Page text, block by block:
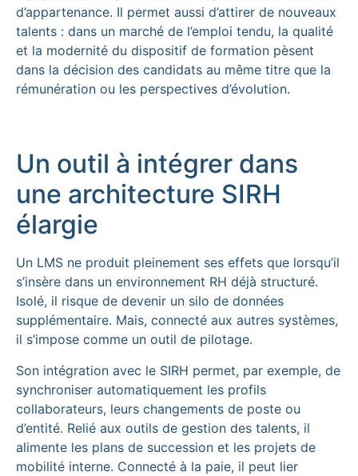
d’appartenance. Il permet aussi d’attirer de nouveaux
talents : dans un marché de l’emploi tendu, la qualité
et la modernité du dispositif de formation pèsent
dans la décision des candidats au même titre que la
rémunération ou les perspectives d’évolution.
Un outil à intégrer dans
une architecture SIRH
élargie
Un LMS ne produit pleinement ses effets que lorsqu’il
s’insère dans un environnement RH déjà structuré.
Isolé, il risque de devenir un silo de données
supplémentaire. Mais, connecté aux autres systèmes,
il s’impose comme un outil de pilotage.
Son intégration avec le SIRH permet, par exemple, de
synchroniser automatiquement les profils
collaborateurs, leurs changements de poste ou
d’entité. Relié aux outils de gestion des talents, il
alimente les plans de succession et les projets de
mobilité interne. Connecté à la paie, il peut lier